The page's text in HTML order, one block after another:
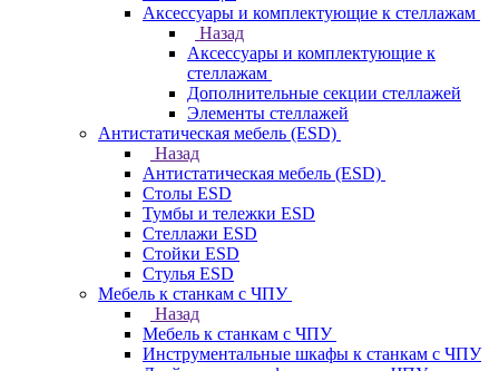
Аксесcуары и комплектующие к стеллажам
Назад
Аксесcуары и комплектующие к
стеллажам
Дополнительные секции стеллажей
Элементы стеллажей
Антистатическая мебель (ESD)
Назад
Антистатическая мебель (ESD)
Столы ESD
Тумбы и тележки ESD
Стеллажи ESD
Стойки ESD
Стулья ESD
Мебель к станкам с ЧПУ
Назад
Мебель к станкам с ЧПУ
Инструментальные шкафы к станкам с ЧПУ